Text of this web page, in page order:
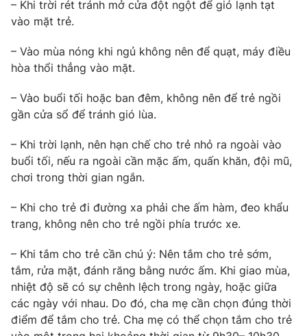
Liên hệ tòa soạn
THỜI BÁO VTV
Theo dõi báo trên
Cơ quan chủ quản:Đài Truyền hình Việt Nam
Cơ quan báo chí:Thời báo VTV
cấp ngày 29/12/2023
Tổng Biên tập:Vũ Thanh Thủy
Phó Tổng Biên tập:Nguyễn Thị Mỹ Hạnh, Phạm Quốc Thắng,
Nguyễn Trọng Ninh
Tổng đài VTV: 024.38 355 931 - 024.38 355 932
– Khi trời rét tránh mở cửa đột ngột để gió lạnh tạt
vào mặt trẻ.
– Vào mùa nóng khi ngủ không nên để quạt, máy điều
hòa thổi thẳng vào mặt.
– Vào buổi tối hoặc ban đêm, không nên để trẻ ngồi
gần cửa sổ để tránh gió lùa.
– Khi trời lạnh, nên hạn chế cho trẻ nhỏ ra ngoài vào
buổi tối, nếu ra ngoài cần mặc ấm, quấn khăn, đội mũ,
chơi trong thời gian ngắn.
– Khi cho trẻ đi đường xa phải che ấm hàm, đeo khẩu
trang, không nên cho trẻ ngồi phía trước xe.
– Khi tắm cho trẻ cần chú ý: Nên tắm cho trẻ sớm,
tắm, rửa mặt, đánh răng bằng nước ấm. Khi giao mùa,
nhiệt độ sẽ có sự chênh lệch trong ngày, hoặc giữa
các ngày với nhau. Do đó, cha mẹ cần chọn đúng thời
điểm để tắm cho trẻ. Cha mẹ có thể chọn tắm cho trẻ